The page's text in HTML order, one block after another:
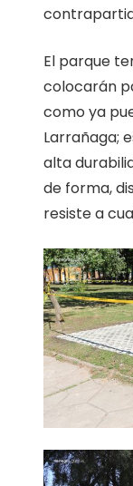
El parque
colocarán
como ya
Larrañaga;
alta
de forma,
resiste a